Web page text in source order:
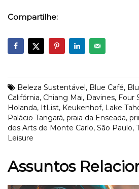
Compartilhe:
Beleza Sustentável, Blue Café,
Califórnia, Chiang Mai, Davines, Four
Holanda, ItList, Keukenhof, Lake
Palácio Tangará, praia da Enseada,
des Arts de Monte Carlo, São Paulo,
Leisure
Assuntos